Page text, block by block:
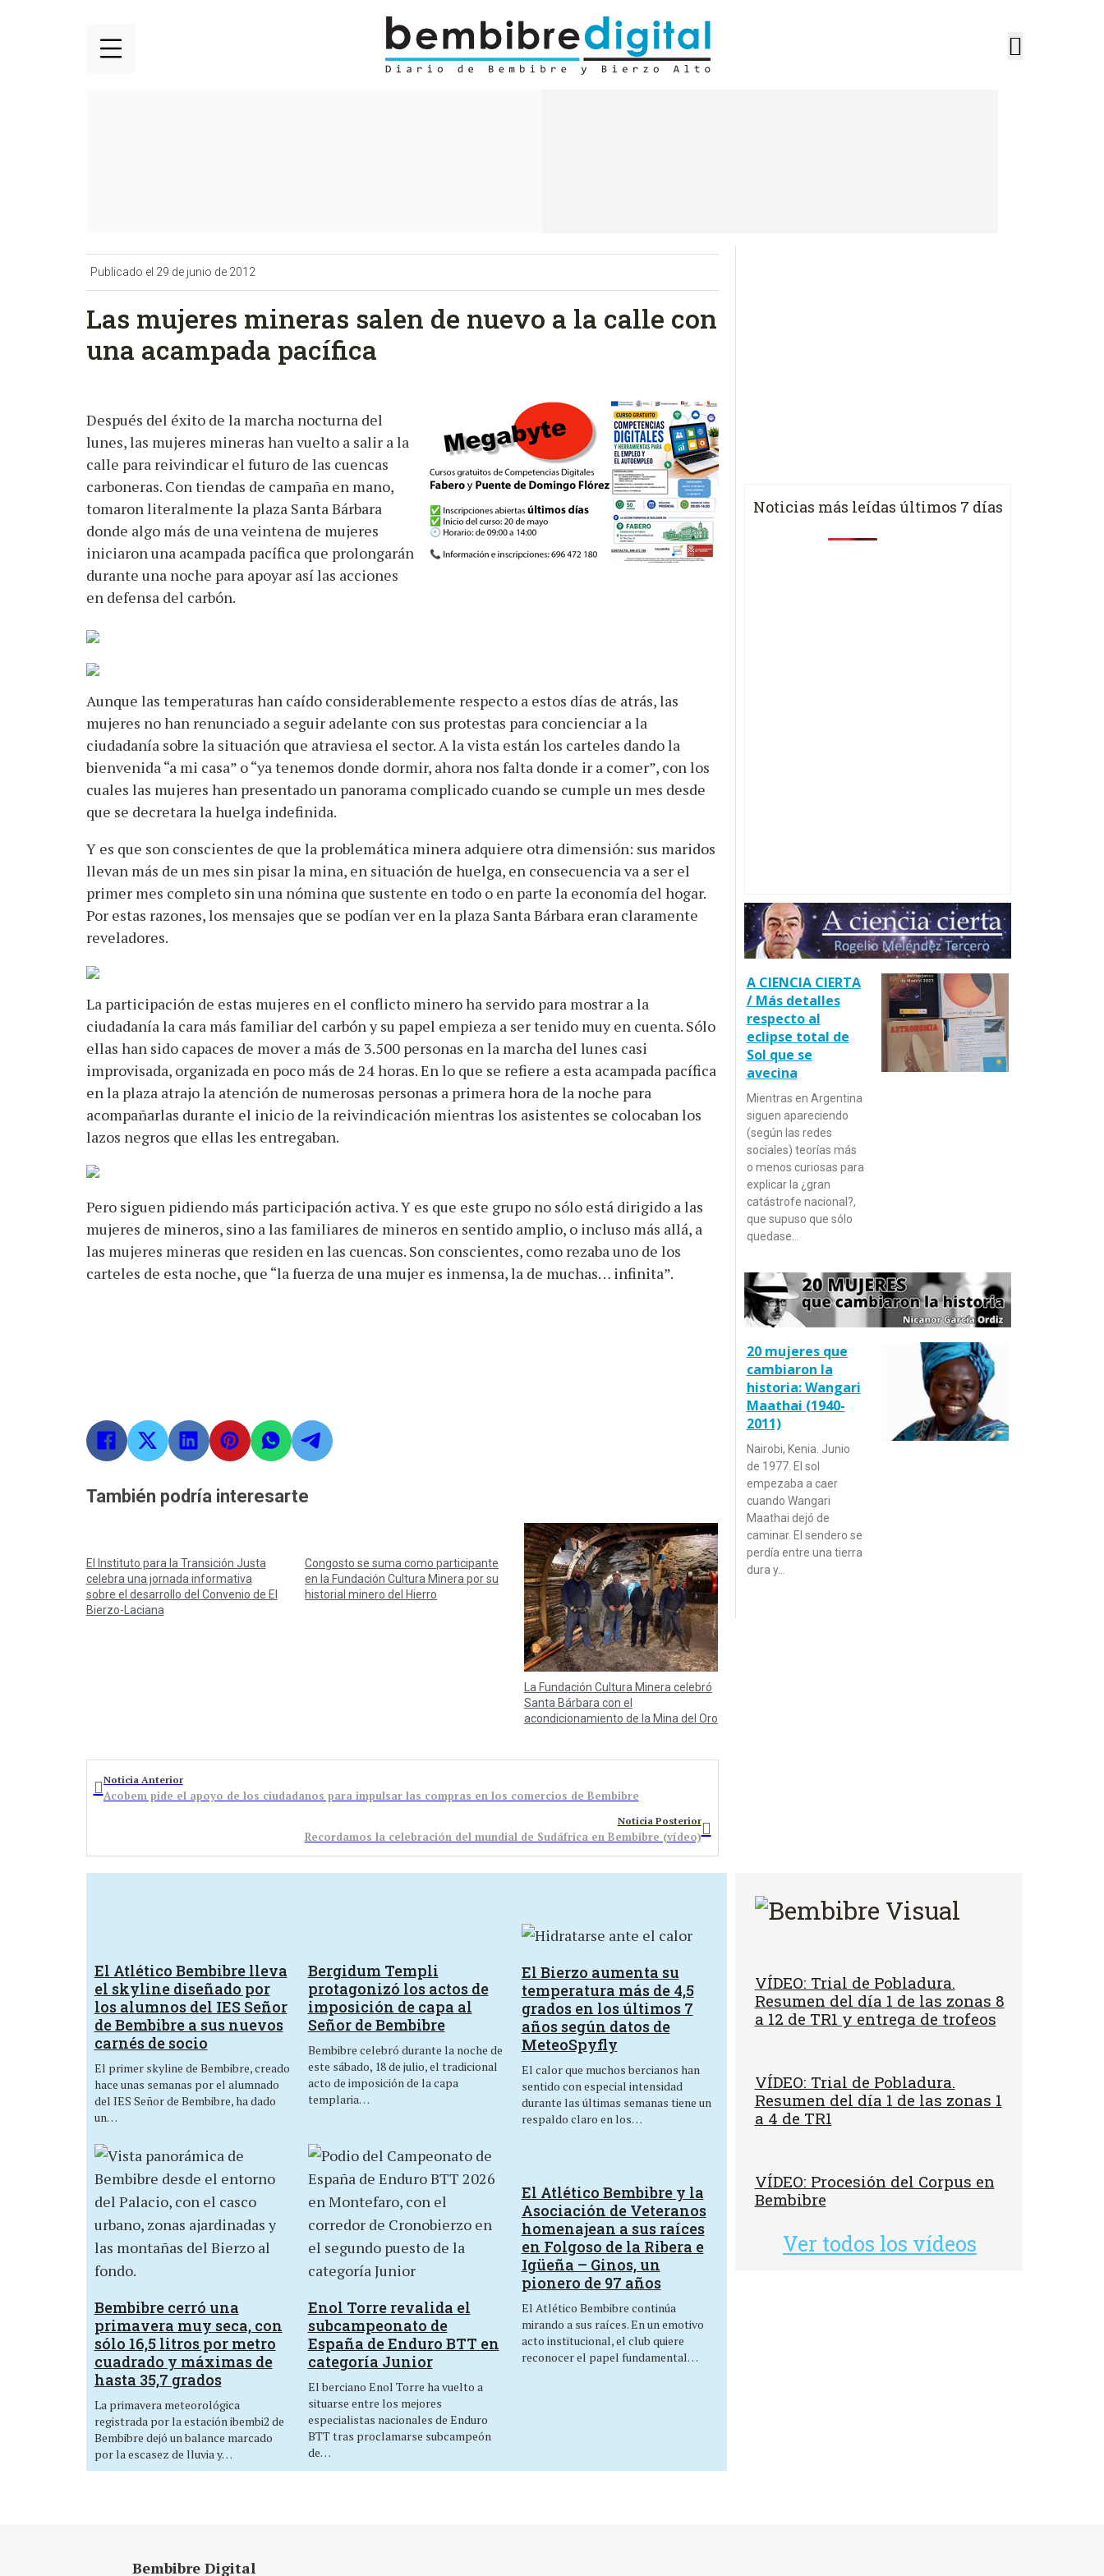
Publicado el 29 de junio de 2012
Las mujeres mineras salen de nuevo a la calle con
una acampada pacífica
Después del éxito de la marcha nocturna del
lunes, las mujeres mineras han vuelto a salir a la
calle para reivindicar el futuro de las cuencas
carboneras. Con tiendas de campaña en mano,
tomaron literalmente la plaza Santa Bárbara
donde algo más de una veintena de mujeres
iniciaron una acampada pacífica que prolongarán
durante una noche para apoyar así las acciones
en defensa del carbón.
Aunque las temperaturas han caído considerablemente respecto a estos días de atrás, las
mujeres no han renunciado a seguir adelante con sus protestas para concienciar a la
ciudadanía sobre la situación que atraviesa el sector. A la vista están los carteles dando la
bienvenida “a mi casa” o “ya tenemos donde dormir, ahora nos falta donde ir a comer”, con los
cuales las mujeres han presentado un panorama complicado cuando se cumple un mes desde
que se decretara la huelga indefinida.
Y es que son conscientes de que la problemática minera adquiere otra dimensión: sus maridos
llevan más de un mes sin pisar la mina, en situación de huelga, en consecuencia va a ser el
primer mes completo sin una nómina que sustente en todo o en parte la economía del hogar.
Por estas razones, los mensajes que se podían ver en la plaza Santa Bárbara eran claramente
reveladores.
La participación de estas mujeres en el conflicto minero ha servido para mostrar a la
ciudadanía la cara más familiar del carbón y su papel empieza a ser tenido muy en cuenta. Sólo
ellas han sido capaces de mover a más de 3.500 personas en la marcha del lunes casi
improvisada, organizada en poco más de 24 horas. En lo que se refiere a esta acampada pacífica
en la plaza atrajo la atención de numerosas personas a primera hora de la noche para
acompañarlas durante el inicio de la reivindicación mientras los asistentes se colocaban los
lazos negros que ellas les entregaban.
Pero siguen pidiendo más participación activa. Y es que este grupo no sólo está dirigido a las
mujeres de mineros, sino a las familiares de mineros en sentido amplio, o incluso más allá, a
las mujeres mineras que residen en las cuencas. Son conscientes, como rezaba uno de los
carteles de esta noche, que “la fuerza de una mujer es inmensa, la de muchas… infinita”.
También podría interesarte
El Instituto para la Transición Justa
celebra una jornada informativa
sobre el desarrollo del Convenio de El
Bierzo-Laciana
Congosto se suma como participante
en la Fundación Cultura Minera por su
historial minero del Hierro
La Fundación Cultura Minera celebró
Santa Bárbara con el
acondicionamiento de la Mina del Oro
Noticia Anterior
Acobem pide el apoyo de los ciudadanos para impulsar las compras en los comercios de Bembibre
Noticia Posterior
Recordamos la celebración del mundial de Sudáfrica en Bembibre (vídeo)
Noticias más leídas últimos 7 días
A CIENCIA CIERTA
/ Más detalles
respecto al
eclipse total de
Sol que se
avecina
Mientras en Argentina
siguen apareciendo
(según las redes
sociales) teorías más
o menos curiosas para
explicar la ¿gran
catástrofe nacional?,
que supuso que sólo
quedase…
20 mujeres que
cambiaron la
historia: Wangari
Maathai (1940-
2011)
Nairobi, Kenia. Junio
de 1977. El sol
empezaba a caer
cuando Wangari
Maathai dejó de
caminar. El sendero se
perdía entre una tierra
dura y…
El Atlético Bembibre lleva
el skyline diseñado por
los alumnos del IES Señor
de Bembibre a sus nuevos
carnés de socio
El primer skyline de Bembibre, creado
hace unas semanas por el alumnado
del IES Señor de Bembibre, ha dado
un…
Bergidum Templi
protagonizó los actos de
imposición de capa al
Señor de Bembibre
Bembibre celebró durante la noche de
este sábado, 18 de julio, el tradicional
acto de imposición de la capa
templaria…
El Bierzo aumenta su
temperatura más de 4,5
grados en los últimos 7
años según datos de
MeteoSpyfly
El calor que muchos bercianos han
sentido con especial intensidad
durante las últimas semanas tiene un
respaldo claro en los…
Bembibre cerró una
primavera muy seca, con
sólo 16,5 litros por metro
cuadrado y máximas de
hasta 35,7 grados
La primavera meteorológica
registrada por la estación ibembi2 de
Bembibre dejó un balance marcado
por la escasez de lluvia y…
Enol Torre revalida el
subcampeonato de
España de Enduro BTT en
categoría Junior
El berciano Enol Torre ha vuelto a
situarse entre los mejores
especialistas nacionales de Enduro
BTT tras proclamarse subcampeón
de…
El Atlético Bembibre y la
Asociación de Veteranos
homenajean a sus raíces
en Folgoso de la Ribera e
Igüeña – Ginos, un
pionero de 97 años
El Atlético Bembibre continúa
mirando a sus raíces. En un emotivo
acto institucional, el club quiere
reconocer el papel fundamental…
VÍDEO: Trial de Pobladura.
Resumen del día 1 de las zonas 8
a 12 de TR1 y entrega de trofeos
VÍDEO: Trial de Pobladura.
Resumen del día 1 de las zonas 1
a 4 de TR1
VÍDEO: Procesión del Corpus en
Bembibre
Ver todos los vídeos
Bembibre Digital